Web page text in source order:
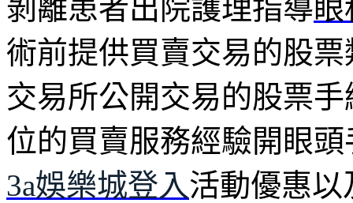
剝離患者出院護理指導
術前提供買賣交易的股票
交易所公開交易的股票
位的買賣服務經驗開眼
3a娛樂城登入活動優惠